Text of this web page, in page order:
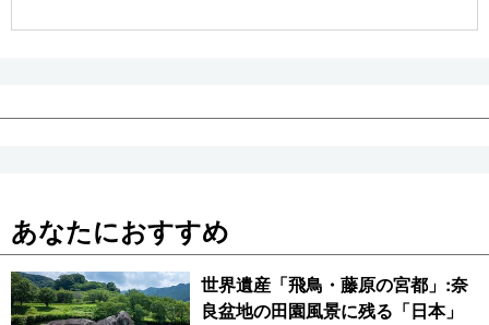
あなたにおすすめ
世界遺産「飛鳥・藤原の宮都」:奈
良盆地の田園風景に残る「日本」